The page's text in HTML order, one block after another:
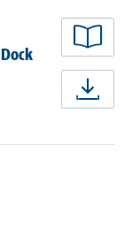
nu
nu